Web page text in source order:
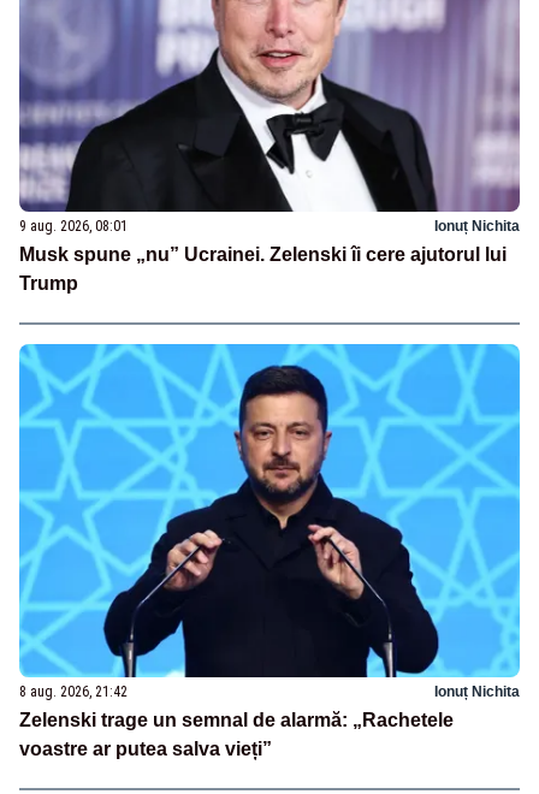
9 aug. 2026, 08:01 Ionuț Nichita
Musk spune „nu” Ucrainei. Zelenski îi cere ajutorul lui
Trump
8 aug. 2026, 21:42 Ionuț Nichita
Zelenski trage un semnal de alarmă: „Rachetele
voastre ar putea salva vieți”